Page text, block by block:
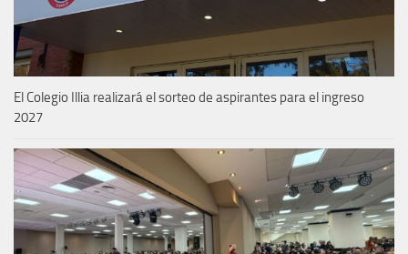
El Colegio Illia realizará el sorteo de aspirantes para el ingreso
2027